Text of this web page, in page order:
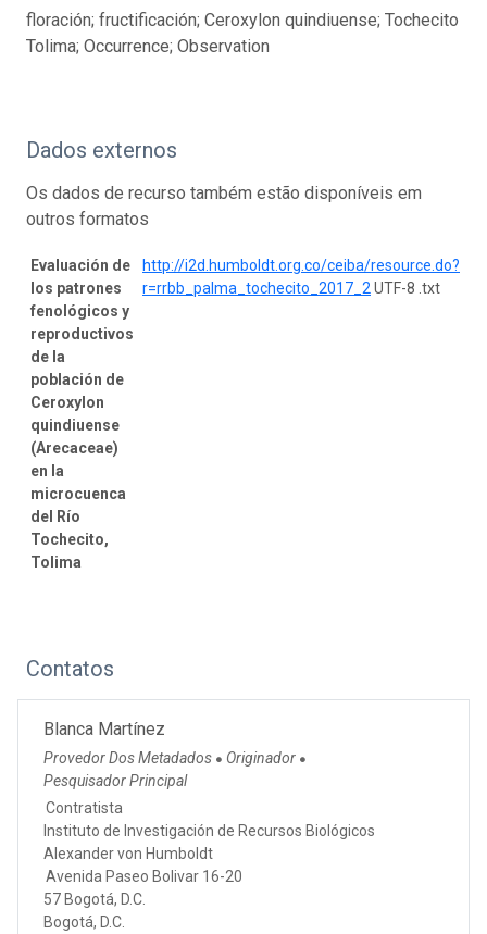
floración; fructificación; Ceroxylon quindiuense; Tochecito
Tolima; Occurrence; Observation
Dados externos
Os dados de recurso também estão disponíveis em
outros formatos
Evaluación de
los patrones
fenológicos y
reproductivos
de la
población de
Ceroxylon
quindiuense
(Arecaceae)
en la
microcuenca
del Río
Tochecito,
Tolima
http://i2d.humboldt.org.co/ceiba/resource.do?
r=rrbb_palma_tochecito_2017_2 UTF-8 .txt
Contatos
Blanca Martínez
Provedor Dos Metadados ● Originador ●
Pesquisador Principal
Contratista
Instituto de Investigación de Recursos Biológicos
Alexander von Humboldt
Avenida Paseo Bolivar 16-20
57 Bogotá, D.C.
Bogotá, D.C.